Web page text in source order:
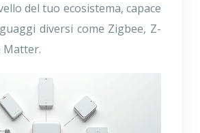
del tuo ecosistema, capace
diversi come Zigbee, Z-
Matter.